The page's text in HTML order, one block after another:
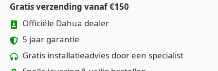
Gratis verzending vanaf €150
Officiële Dahua dealer
5 jaar garantie
Gratis installatieadvies door een specialist